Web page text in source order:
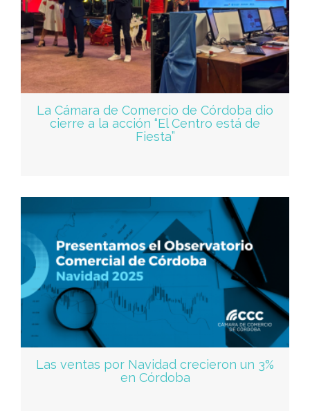
La Cámara de Comercio de Córdoba dio
cierre a la acción “El Centro está de
Fiesta”
Las ventas por Navidad crecieron un 3%
en Córdoba